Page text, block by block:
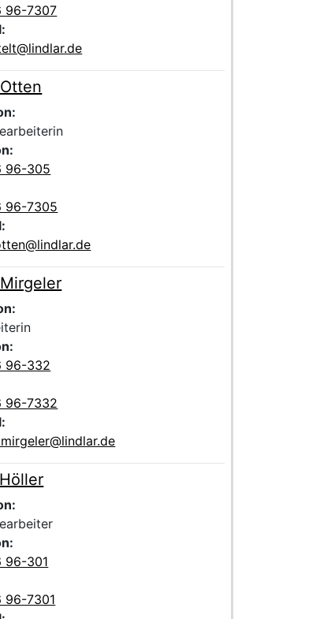
96-7307
der zuständigen Kontaktperson Frau Otten
96-305
96-7305
der zuständigen Kontaktperson Frau Mirgeler
96-332
96-7332
der zuständigen Kontaktperson Herr Höller
96-301
96-7301